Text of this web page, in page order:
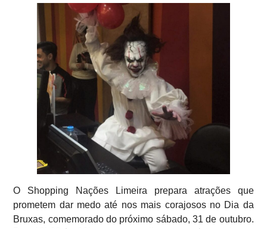
O Shopping Nações Limeira prepara atrações que
prometem dar medo até nos mais corajosos no Dia da
Bruxas, comemorado do próximo sábado, 31 de outubro.